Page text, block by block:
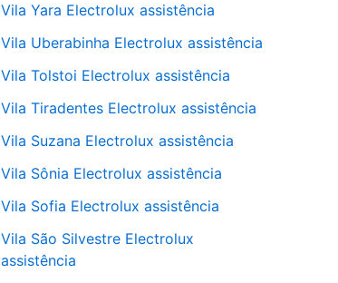
Vila Yara Electrolux assistência
Vila Uberabinha Electrolux assistência
Vila Tolstoi Electrolux assistência
Vila Tiradentes Electrolux assistência
Vila Suzana Electrolux assistência
Vila Sônia Electrolux assistência
Vila Sofia Electrolux assistência
Vila São Silvestre Electrolux
assistência